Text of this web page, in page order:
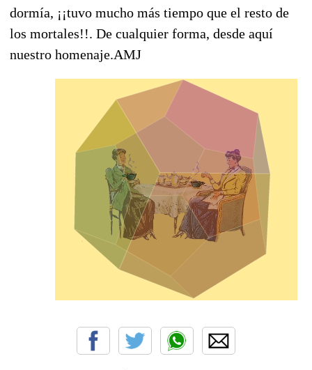
dormía, ¡¡tuvo mucho más tiempo que el resto de
los mortales!!. De cualquier forma, desde aquí
nuestro homenaje.AMJ